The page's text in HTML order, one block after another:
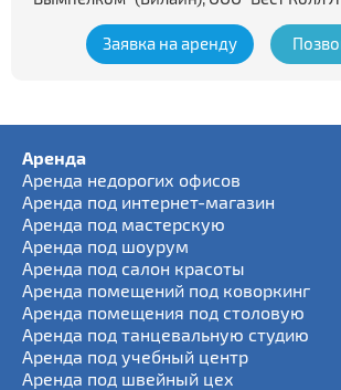
Заявка на аренду
Аренда
Аренда недорогих офисов
Аренда под интернет-магазин
Аренда под мастерскую
Аренда под шоурум
Аренда под салон красоты
Аренда помещений под коворкинг
Аренда помещения под столовую
Аренда под танцевальную студию
Аренда под учебный центр
Аренда под швейный цех